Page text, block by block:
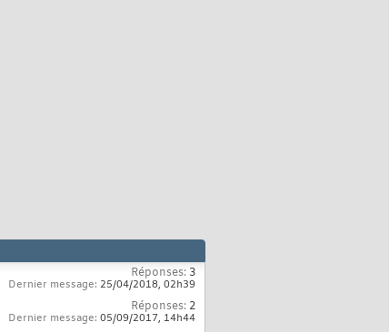
Réponses: 3
Dernier message: 25/04/2018, 02h39
Réponses: 2
Dernier message: 05/09/2017, 14h44